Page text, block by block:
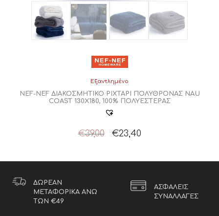
Εξαντλημένο
NEF-NEF ΔΙΑΚΟΣΜΗΤΙΚΟ ΡΙΧΤΑΡΙ ΠΟΛΥΘΡΟΝΑΣ NAU
COAST 130X180, 100% ΠΟΛΥΕΣΤΕΡΑΣ
€39,00
Original
€23,40Η
€23,40.
ΔΩΡΕΑΝ
ΜΕΤΑΦΟΡΙΚΑ ΑΝΩ
ΤΩΝ €49
ΑΣΦΑΛΕΙΣ
ΣΥΝΑΛΛΑΓΕΣ